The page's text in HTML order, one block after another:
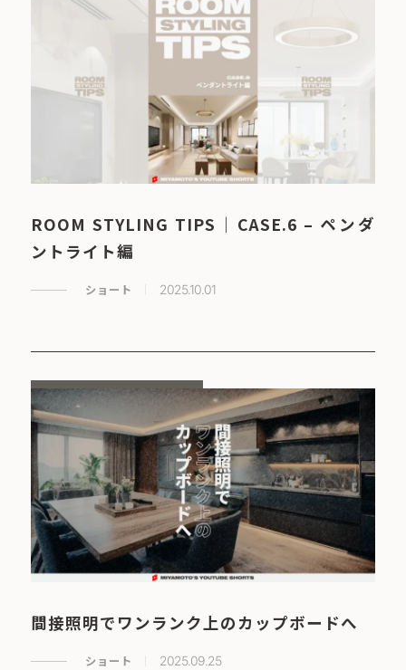
ROOM STYLING TIPS｜CASE.6 – ペンダ
ントライト編
ショート 2025.10.01
間接照明でワンランク上のカップボードへ
ショート 2025.09.25